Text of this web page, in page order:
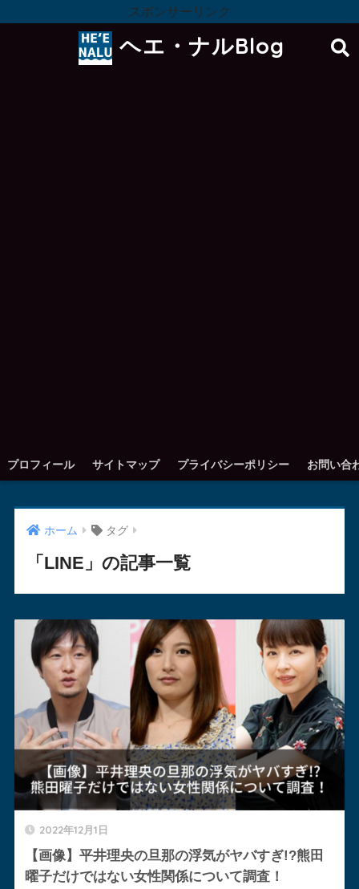
スポンサーリンク
ヘエ・ナルBlog
プロフィール サイトマップ プライバシーポリシー お問い合
ホーム タグ
「LINE」の記事一覧
2022年12月1日
【画像】平井理央の旦那の浮気がヤバすぎ!?熊田
曜子だけではない女性関係について調査！